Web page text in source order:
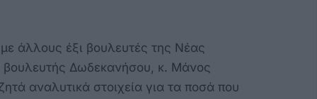
άλλους έξι βουλευτές της Νέας
βουλευτής Δωδεκανήσου, κ. Μάνος
αναλυτικά στοιχεία για τα ποσά που